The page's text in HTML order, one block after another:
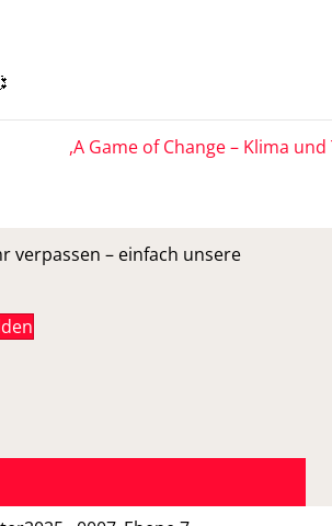
,A Game of Change – Klima
verpassen – einfach unsere